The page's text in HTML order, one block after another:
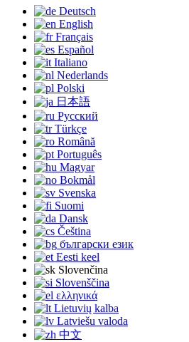
Deutsch
English
Français
Español
Italiano
Nederlands
Polski
日本語
Русский
Türkçe
Română
Português
Magyar
Bokmål
Svenska
Suomi
Dansk
Čeština
български език
Eesti keel
Slovenčina
Slovenščina
ελληνικά
Lietuvių kalba
Latviešu valoda
中文